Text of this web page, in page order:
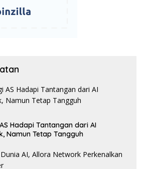
Hadapi Tantangan dari AI
Namun Tetap Tangguh